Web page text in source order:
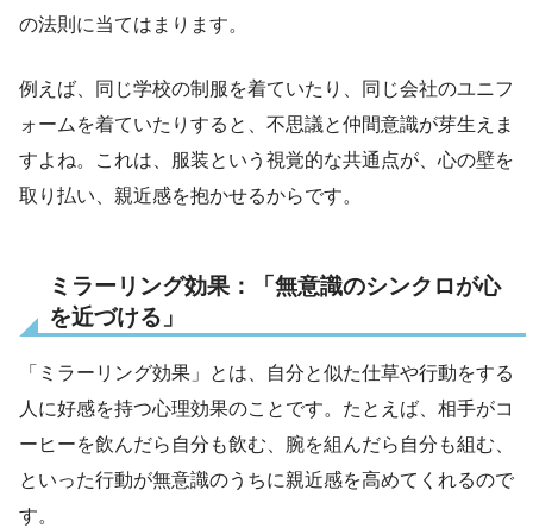
の法則に当てはまります。
例えば、同じ学校の制服を着ていたり、同じ会社のユニフ
ォームを着ていたりすると、不思議と仲間意識が芽生えま
すよね。これは、服装という視覚的な共通点が、心の壁を
取り払い、親近感を抱かせるからです。
ミラーリング効果：「無意識のシンクロが心
を近づける」
「ミラーリング効果」とは、自分と似た仕草や行動をする
人に好感を持つ心理効果のことです。たとえば、相手がコ
ーヒーを飲んだら自分も飲む、腕を組んだら自分も組む、
といった行動が無意識のうちに親近感を高めてくれるので
す。